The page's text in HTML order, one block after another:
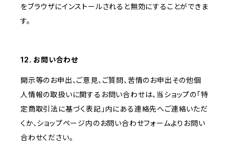
をブラウザにインストールされると無効にすることができま
す。
12. お問い合わせ
開示等のお申出、ご意見、ご質問、苦情のお申出その他個
人情報の取扱いに関するお問い合わせは、当ショップの「特
定商取引法に基づく表記」内にある連絡先へご連絡いただ
くか、ショップページ内のお問い合わせフォームよりお問い
合わせください。